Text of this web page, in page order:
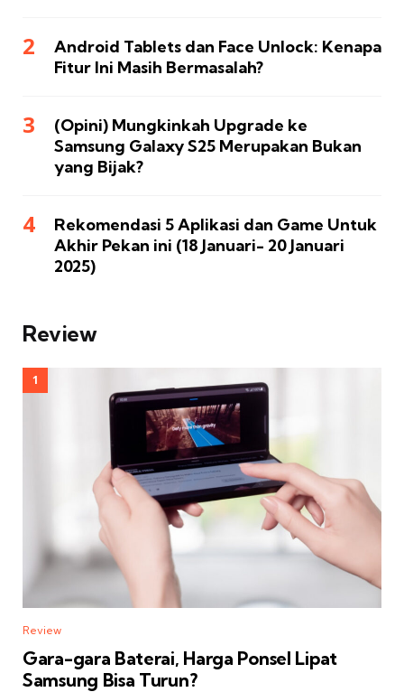
Android Tablets dan Face Unlock: Kenapa
Fitur Ini Masih Bermasalah?
(Opini) Mungkinkah Upgrade ke
Samsung Galaxy S25 Merupakan Bukan
yang Bijak?
Rekomendasi 5 Aplikasi dan Game Untuk
Akhir Pekan ini (18 Januari- 20 Januari
2025)
Review
Review
Gara-gara Baterai, Harga Ponsel Lipat
Samsung Bisa Turun?